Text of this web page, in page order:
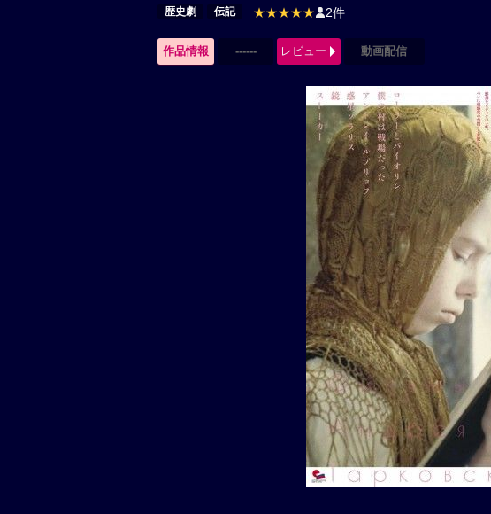
歴史劇 伝記 ★★★★★ 2件
作品情報 ------ レビュー 動画配信